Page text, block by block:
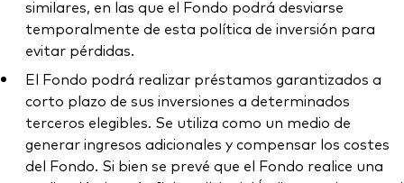
similares, en las que el Fondo podrá desviarse
temporalmente de esta política de inversión para
evitar pérdidas.
El Fondo podrá realizar préstamos garantizados a
corto plazo de sus inversiones a determinados
terceros elegibles. Se utiliza como un medio de
generar ingresos adicionales y compensar los costes
del Fondo. Si bien se prevé que el Fondo realice una